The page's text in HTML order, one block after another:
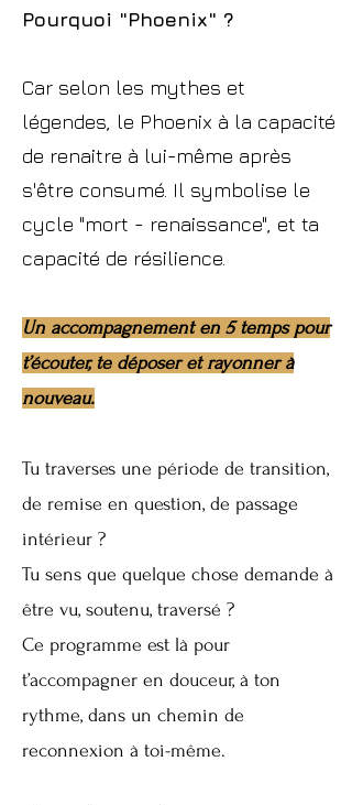
Pourquoi "Phoenix" ?
Car selon les mythes et
légendes, le Phoenix à la capacité
de renaitre à lui-même après
s'être consumé. Il symbolise le
cycle "mort - renaissance", et ta
capacité de résilience.
Un accompagnement en 5 temps pour
t’écouter, te déposer et rayonner à
nouveau.
Tu traverses une période de transition,
de remise en question, de passage
intérieur ?
Tu sens que quelque chose demande à
être vu, soutenu, traversé ?
Ce programme est là pour
t’accompagner en douceur, à ton
rythme, dans un chemin de
reconnexion à toi-même.